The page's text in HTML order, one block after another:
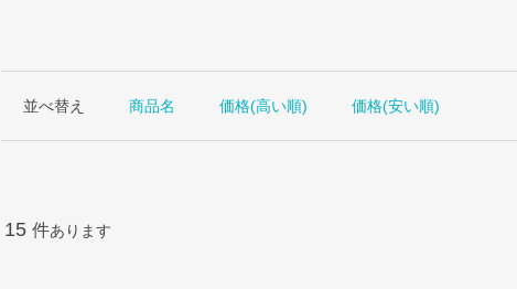
並べ替え 商品名 価格(高い順) 価格(安い順)
15 件あります